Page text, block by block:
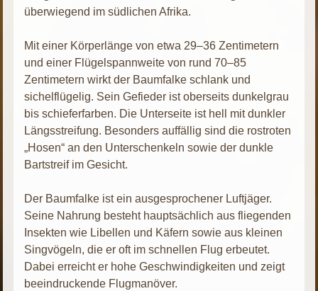
überwiegend im südlichen Afrika.
Mit einer Körperlänge von etwa 29–36 Zentimetern
und einer Flügelspannweite von rund 70–85
Zentimetern wirkt der Baumfalke schlank und
sichelflügelig. Sein Gefieder ist oberseits dunkelgrau
bis schieferfarben. Die Unterseite ist hell mit dunkler
Längsstreifung. Besonders auffällig sind die rostroten
„Hosen“ an den Unterschenkeln sowie der dunkle
Bartstreif im Gesicht.
Der Baumfalke ist ein ausgesprochener Luftjäger.
Seine Nahrung besteht hauptsächlich aus fliegenden
Insekten wie Libellen und Käfern sowie aus kleinen
Singvögeln, die er oft im schnellen Flug erbeutet.
Dabei erreicht er hohe Geschwindigkeiten und zeigt
beeindruckende Flugmanöver.